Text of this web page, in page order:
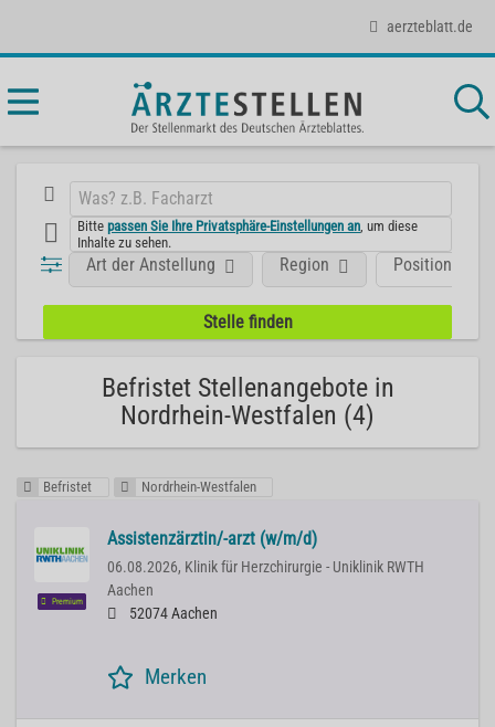
aerzteblatt.de
Bittepassen Sie Ihre Privatsphäre-Einstellungen an , um diese
Inhalte zu sehen.
Position
Art der Anstellung Region
Befristet Stellenangebote in
Nordrhein-Westfalen (4)
Befristet Nordrhein-Westfalen
Premium
Assistenzärztin/-arzt (w/m/d)
06.08.2026, Klinik für Herzchirurgie - Uniklinik RWTH
Aachen
52074 Aachen
Merken